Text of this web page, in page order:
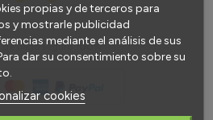
de pago seguro 100%
propias y de terceros para
y mostrarle publicidad
mediante el análisis de sus
dar su consentimiento sobre su
cookies